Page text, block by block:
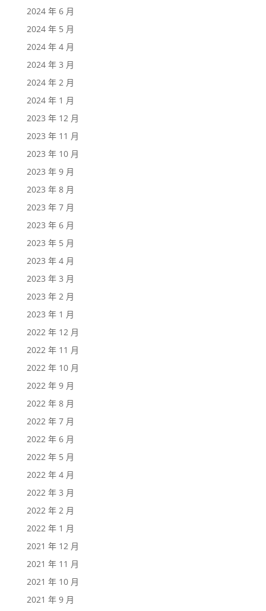
2024 年 6 月
2024 年 5 月
2024 年 4 月
2024 年 3 月
2024 年 2 月
2024 年 1 月
2023 年 12 月
2023 年 11 月
2023 年 10 月
2023 年 9 月
2023 年 8 月
2023 年 7 月
2023 年 6 月
2023 年 5 月
2023 年 4 月
2023 年 3 月
2023 年 2 月
2023 年 1 月
2022 年 12 月
2022 年 11 月
2022 年 10 月
2022 年 9 月
2022 年 8 月
2022 年 7 月
2022 年 6 月
2022 年 5 月
2022 年 4 月
2022 年 3 月
2022 年 2 月
2022 年 1 月
2021 年 12 月
2021 年 11 月
2021 年 10 月
2021 年 9 月